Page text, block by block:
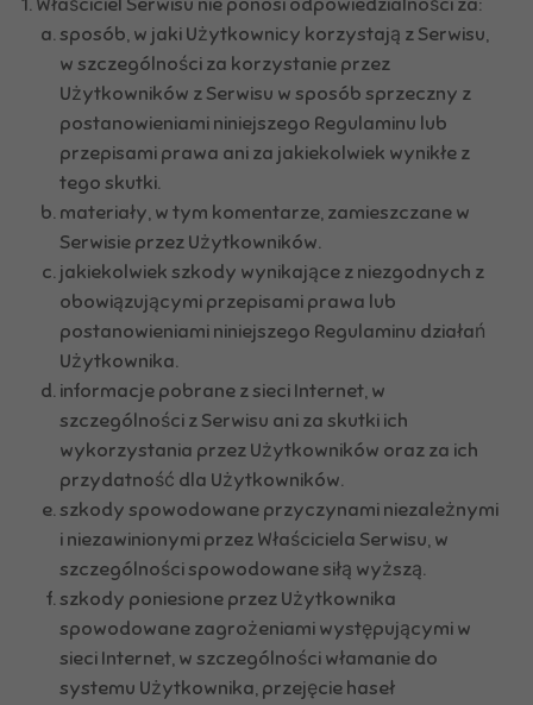
Właściciel Serwisu nie ponosi odpowiedzialności za:
sposób, w jaki Użytkownicy korzystają z Serwisu,
w szczególności za korzystanie przez
Użytkowników z Serwisu w sposób sprzeczny z
postanowieniami niniejszego Regulaminu lub
przepisami prawa ani za jakiekolwiek wynikłe z
tego skutki.
materiały, w tym komentarze, zamieszczane w
Serwisie przez Użytkowników.
jakiekolwiek szkody wynikające z niezgodnych z
obowiązującymi przepisami prawa lub
postanowieniami niniejszego Regulaminu działań
Użytkownika.
informacje pobrane z sieci Internet, w
szczególności z Serwisu ani za skutki ich
wykorzystania przez Użytkowników oraz za ich
przydatność dla Użytkowników.
szkody spowodowane przyczynami niezależnymi
i niezawinionymi przez Właściciela Serwisu, w
szczególności spowodowane siłą wyższą.
szkody poniesione przez Użytkownika
spowodowane zagrożeniami występującymi w
sieci Internet, w szczególności włamanie do
systemu Użytkownika, przejęcie haseł